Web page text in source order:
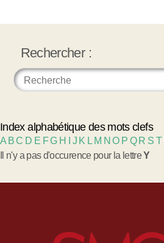
Rechercher :
Index alphabétique des mots clefs
A BC D E FG H J K L M NO P Q R S T
Il n'y a pas d'occurence pour la lettreY